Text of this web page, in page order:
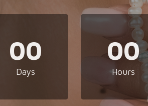
00
Days
00
Hours